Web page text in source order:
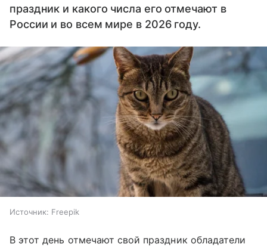
праздник и какого числа его отмечают в
России и во всем мире в 2026 году.
Источник: Freepik
В этот день отмечают свой праздник обладатели